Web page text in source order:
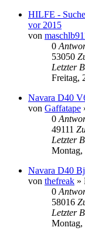
HILFE -
vor 2015
von
0
53050
Letzter
Freitag,
Navara D40
von Gaffatape
0
49111
Letzter
Montag,
Navara D40
von thefreak »
0
58016
Letzter
Montag,